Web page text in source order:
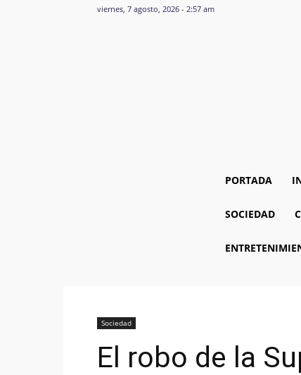
viernes, 7 agosto, 2026 - 2:57 am
PORTADA
SOCIEDAD
Sociedad
El robo de la